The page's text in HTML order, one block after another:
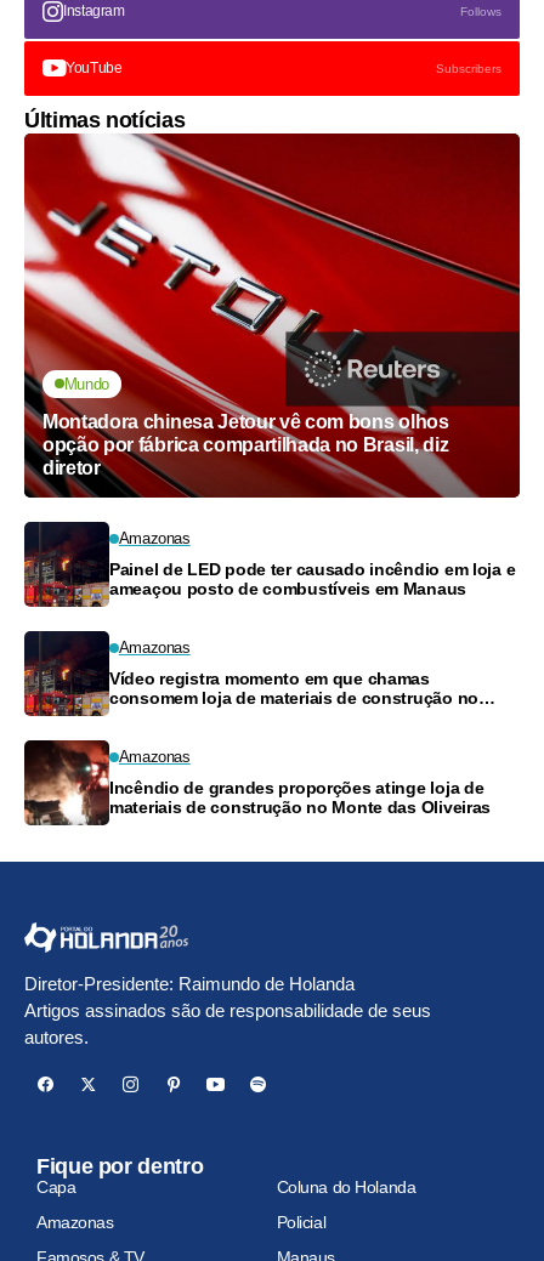
Instagram Follows
YouTube Subscribers
Últimas notícias
Mundo
Montadora chinesa Jetour vê com bons olhos
opção por fábrica compartilhada no Brasil, diz
diretor
Amazonas
Painel de LED pode ter causado incêndio em loja e
ameaçou posto de combustíveis em Manaus
Amazonas
Vídeo registra momento em que chamas
consomem loja de materiais de construção no
Amazonas
Incêndio de grandes proporções atinge loja de
materiais de construção no Monte das Oliveiras
Diretor-Presidente: Raimundo de Holanda
Artigos assinados são de responsabilidade de seus
autores.
Fique por dentro
Capa
Coluna do Holanda
Amazonas
Policial